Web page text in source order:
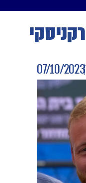
07/10/2023